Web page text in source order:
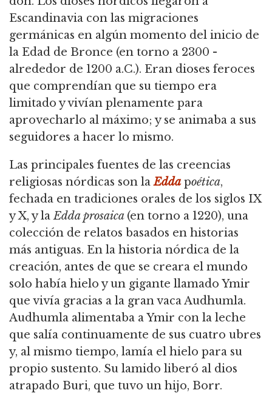
Escandinavia con las migraciones
germánicas en algún momento del inicio de
la Edad de Bronce (en torno a 2300 -
alrededor de 1200 a.C.). Eran dioses feroces
que comprendían que su tiempo era
limitado y vivían plenamente para
aprovecharlo al máximo; y se animaba a sus
seguidores a hacer lo mismo.
Las principales fuentes de las creencias
religiosas nórdicas son laEddapoética,
fechada en tradiciones orales de los siglos IX
y X, y laEdda prosaica (en torno a 1220), una
colección de relatos basados en historias
más antiguas. En la historia nórdica de la
creación, antes de que se creara el mundo
solo había hielo y un gigante llamado Ymir
que vivía gracias a la gran vaca Audhumla.
Audhumla alimentaba a Ymir con la leche
que salía continuamente de sus cuatro ubres
y, al mismo tiempo, lamía el hielo para su
propio sustento. Su lamido liberó al dios
atrapado Buri, que tuvo un hijo, Borr.